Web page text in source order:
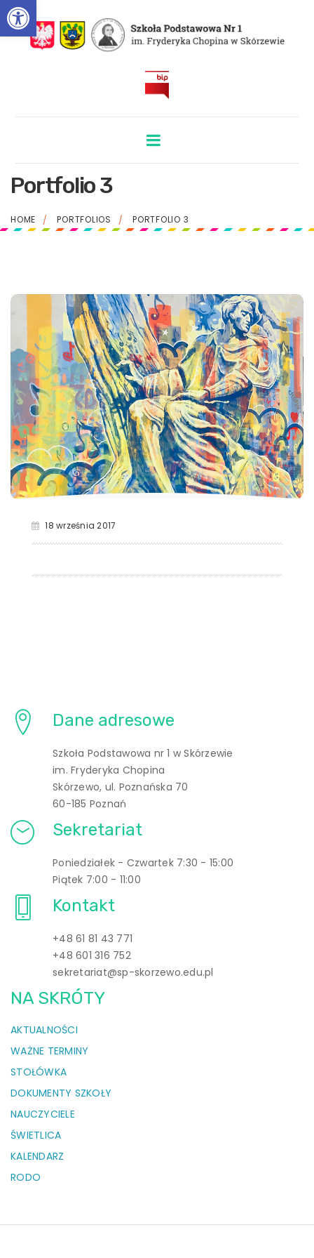
BIP
Portfolio 3
HOME PORTFOLIOS PORTFOLIO 3
18 września 2017
Dane adresowe
Szkoła Podstawowa nr 1 w Skórzewie
im. Fryderyka Chopina
Skórzewo, ul. Poznańska 70
60-185 Poznań
Sekretariat
Poniedziałek - Czwartek 7:30 - 15:00
Piątek 7:00 - 11:00
Kontakt
+48 61 81 43 771
+48 601 316 752
sekretariat@sp-skorzewo.edu.pl
NA SKRÓTY
AKTUALNOŚCI
WAŻNE TERMINY
STOŁÓWKA
DOKUMENTY SZKOŁY
NAUCZYCIELE
ŚWIETLICA
KALENDARZ
RODO